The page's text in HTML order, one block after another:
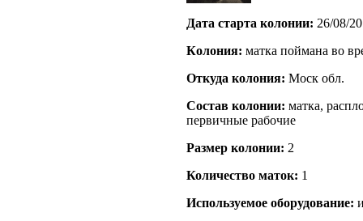
Дата старта кoлонии: 26/08/
Кoлония: матка поймана во
Откуда кoлония: Моск обл.
Состав кoлонии: матка,
первичные рабочие
Размер кoлонии: 2
Количество маток: 1
Используемое оборудование: